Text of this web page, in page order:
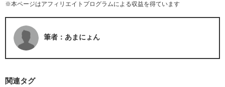
※本ページはアフィリエイトプログラムによる収益を得ています
筆者：あまにょん
関連タグ